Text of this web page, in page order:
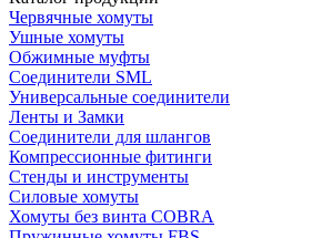
Червячные хомуты
Ушные хомуты
Обжимные муфты
Соединители SML
Универсальные соединители
Ленты и Замки
Соединители для шлангов
Компрессионные фитинги
Стенды и инструменты
Силовые хомуты
Хомуты без винта COBRA